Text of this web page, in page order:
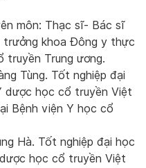
môn: Thạc sĩ- Bác sĩ
trưởng khoa Đông y thực
truyền Trung ương.
Tùng. Tốt nghiệp đại
dược học cổ truyền Việt
Bệnh viện Y học cổ
Hà. Tốt nghiệp đại học
học cổ truyền Việt